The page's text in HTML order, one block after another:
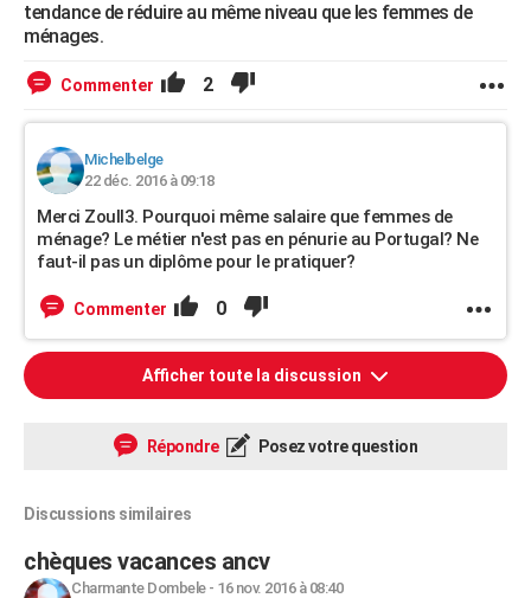
Bricolage
Lifestyle
Culture
Sport
Auto
Television
Voyage
Cinema
tendance de réduire au même niveau que les femmes de
ménages.
Commenter 2
Michelbelge
22 déc. 2016 à 09:18
Merci Zoull3. Pourquoi même salaire que femmes de
ménage? Le métier n'est pas en pénurie au Portugal? Ne
faut-il pas un diplôme pour le pratiquer?
Commenter 0
Afficher toute la discussion
Répondre Posez votre question
Discussions similaires
chèques vacances ancv
Charmante Dombele- 16 nov. 2016 à 08:40